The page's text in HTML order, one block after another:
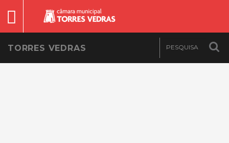
TORRES VEDRAS